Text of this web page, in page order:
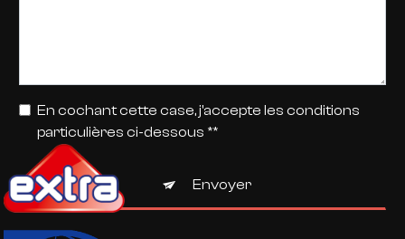
En cochant cette case, j'accepte les conditions
particulières ci-dessous **
Envoyer